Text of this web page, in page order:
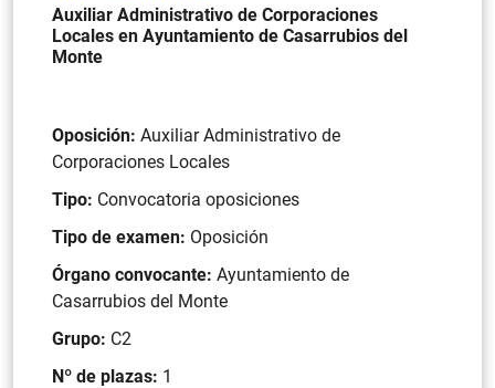
Auxiliar Administrativo de Corporaciones
Locales en Ayuntamiento de Casarrubios del
Monte
Oposición: Auxiliar Administrativo de
Corporaciones Locales
Tipo: Convocatoria oposiciones
Tipo de examen: Oposición
Órgano convocante: Ayuntamiento de
Casarrubios del Monte
Grupo: C2
Nº de plazas: 1